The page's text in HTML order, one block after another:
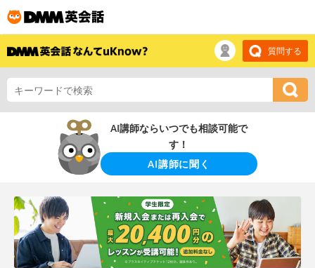
質問する
AI講師ならいつでも相談可能で
す！
AI講師に聞く